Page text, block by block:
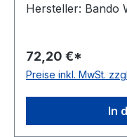
Hersteller: Bando
Norm: auf Anfrage
72,20 €*
Preise inkl. MwSt.
In